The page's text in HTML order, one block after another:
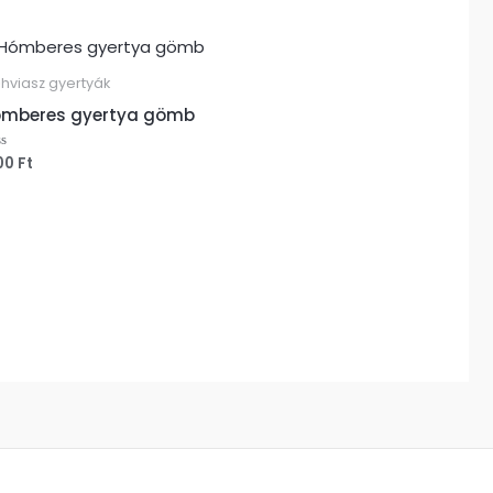
gyertyák
gyertya gömb
Ft